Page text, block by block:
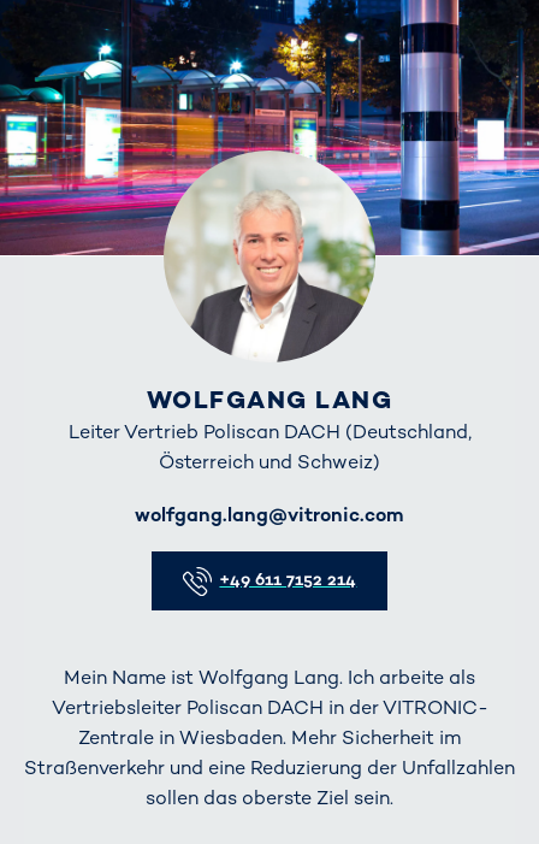
WOLFGANG LANG
Leiter Vertrieb Poliscan DACH (Deutschland,
Österreich und Schweiz)
wolfgang.lang@vitronic.com
+49 611 7152 214
Mein Name ist Wolfgang Lang. Ich arbeite als
Vertriebsleiter Poliscan DACH in der VITRONIC-
Zentrale in Wiesbaden. Mehr Sicherheit im
Straßenverkehr und eine Reduzierung der Unfallzahlen
sollen das oberste Ziel sein.